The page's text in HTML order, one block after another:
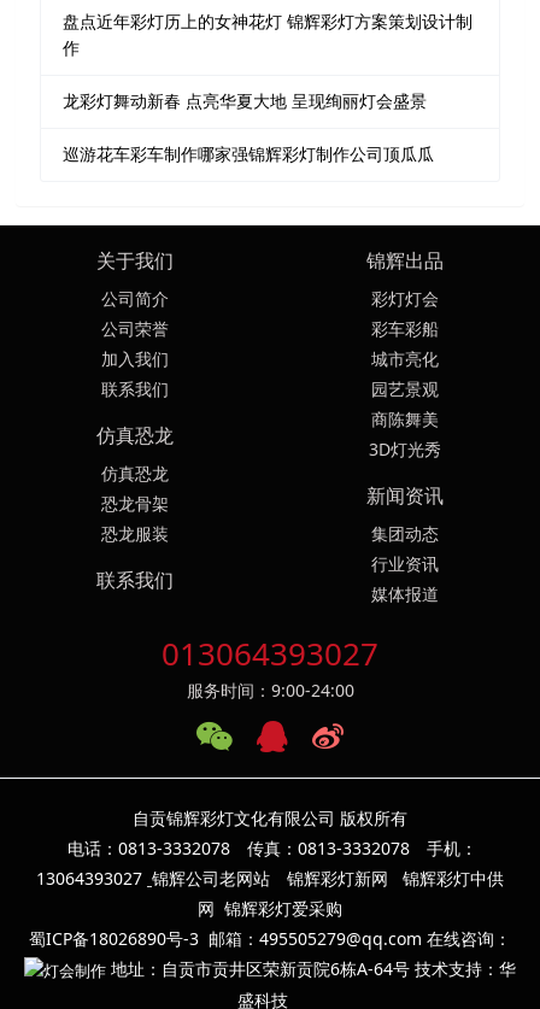
盘点近年彩灯历上的女神花灯 锦辉彩灯方案策划设计制
作
龙彩灯舞动新春 点亮华夏大地 呈现绚丽灯会盛景
巡游花车彩车制作哪家强锦辉彩灯制作公司顶瓜瓜
关于我们
公司简介
公司荣誉
加入我们
联系我们
锦辉出品
彩灯灯会
彩车彩船
城市亮化
园艺景观
商陈舞美
3D灯光秀
仿真恐龙
仿真恐龙
恐龙骨架
恐龙服装
新闻资讯
集团动态
行业资讯
媒体报道
联系我们
013064393027
服务时间：9:00-24:00
自贡锦辉彩灯文化有限公司 版权所有
电话：0813-3332078 传真：0813-3332078 手机：
13064393027 锦辉公司老网站 锦辉彩灯新网
锦辉彩灯中供
网 锦辉彩灯爱采购
蜀ICP备18026890号-3 邮箱：495505279@qq.com 在线咨询：
地址：自贡市贡井区荣新贡院6栋A-64号 技术支持：华
盛科技